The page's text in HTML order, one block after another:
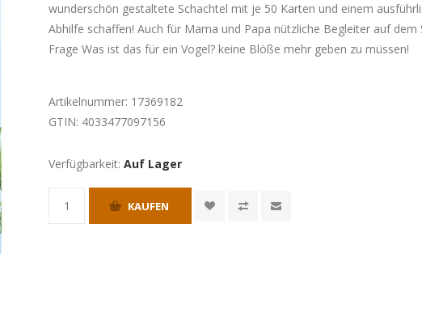
wunderschön gestaltete Schachtel mit je 50 Karten und einem
Abhilfe schaffen! Auch für Mama und Papa nützliche Begleiter auf dem
Frage Was ist das für ein Vogel? keine Blöße mehr geben zu müssen!
Artikelnummer: 17369182
GTIN: 4033477097156
Verfügbarkeit: Auf Lager
KAUFEN